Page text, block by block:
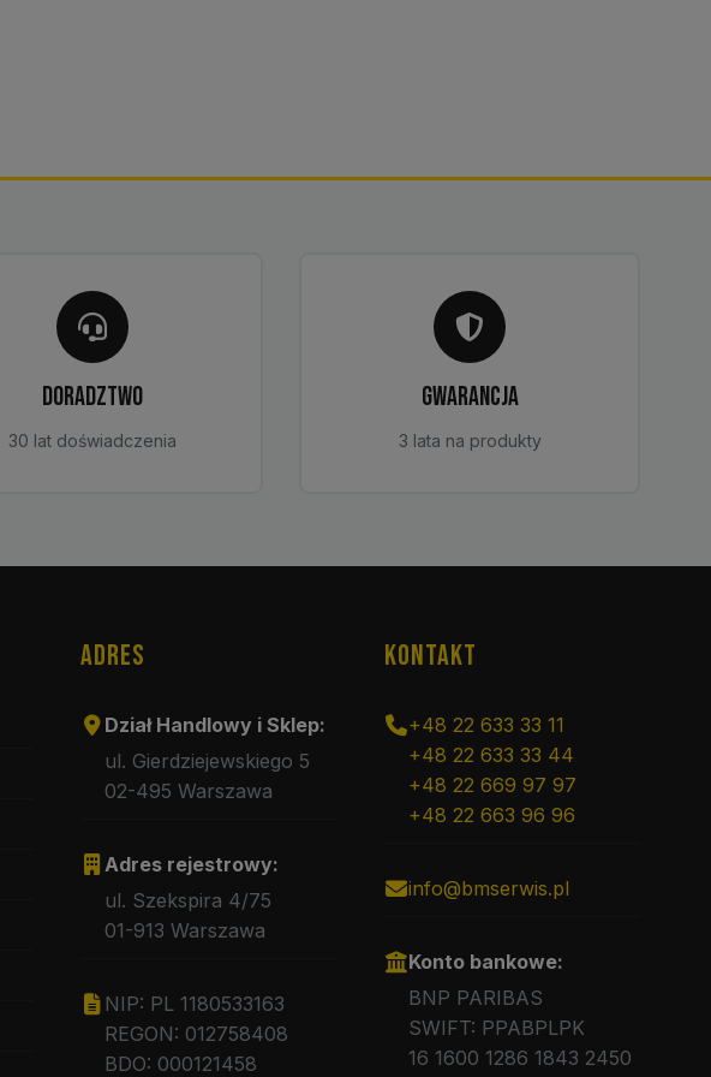
DORADZTWO
30 lat doświadczenia
GWARANCJA
3 lata na produkty
ADRES
Dział Handlowy i Sklep:
ul. Gierdziejewskiego 5
02-495 Warszawa
Adres rejestrowy:
ul. Szekspira 4/75
01-913 Warszawa
NIP: PL 1180533163
REGON: 012758408
BDO: 000121458
KONTAKT
+48 22 633 33 11
+48 22 633 33 44
+48 22 669 97 97
+48 22 663 96 96
info@bmserwis.pl
Konto bankowe:
BNP PARIBAS
SWIFT: PPABPLPK
16 1600 1286 1843 2450